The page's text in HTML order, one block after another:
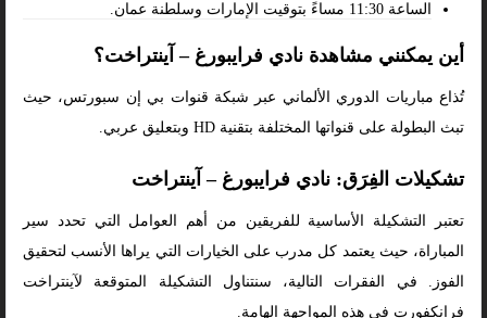
الساعة 11:30 مساءً بتوقيت الإمارات وسلطنة عمان.
أين يمكنني مشاهدة نادي فرايبورغ – آينتراخت؟
تُذاع مباريات الدوري الألماني عبر شبكة قنوات بي إن سبورتس، حيث
تبث البطولة على قنواتها المختلفة بتقنية HD وبتعليق عربي.
تشكيلات الفِرَق: نادي فرايبورغ – آينتراخت
تعتبر التشكيلة الأساسية للفريقين من أهم العوامل التي تحدد سير
المباراة، حيث يعتمد كل مدرب على الخيارات التي يراها الأنسب لتحقيق
الفوز. في الفقرات التالية، سنتناول التشكيلة المتوقعة لآينتراخت
فرانكفورت في هذه المواجهة الهامة.